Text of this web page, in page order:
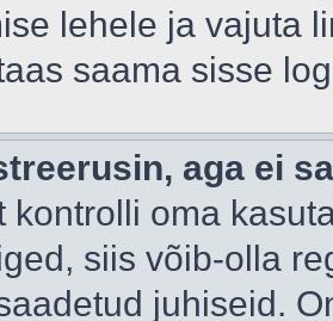
lehele ja vajuta
saama sisse
aga ei
kontrolli oma
siis võib-olla
juhiseid.